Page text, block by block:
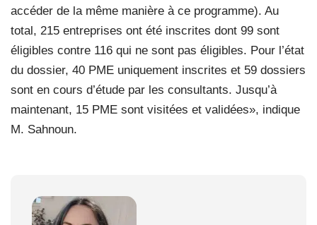
accéder de la même manière à ce programme). Au
total, 215 entreprises ont été inscrites dont 99 sont
éligibles contre 116 qui ne sont pas éligibles. Pour l’état
du dossier, 40 PME uniquement inscrites et 59 dossiers
sont en cours d’étude par les consultants. Jusqu’à
maintenant, 15 PME sont visitées et validées», indique
M. Sahnoun.